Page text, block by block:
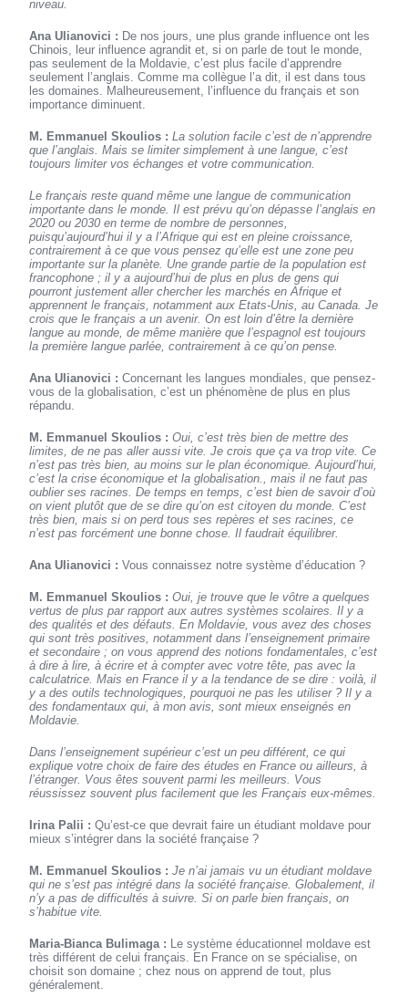
niveau.
Ana Ulianovici : De nos jours, une plus grande influence ont les
Chinois, leur influence agrandit et, si on parle de tout le monde,
pas seulement de la Moldavie, c’est plus facile d’apprendre
seulement l’anglais. Comme ma collègue l’a dit, il est dans tous
les domaines. Malheureusement, l’influence du français et son
importance diminuent.
M. Emmanuel Skoulios : La solution facile c’est de n’apprendre
que l’anglais. Mais se limiter simplement à une langue, c’est
toujours limiter vos échanges et votre communication.
Le français reste quand même une langue de communication
importante dans le monde. Il est prévu qu’on dépasse l’anglais en
2020 ou 2030 en terme de nombre de personnes,
puisqu’aujourd’hui il y a l’Afrique qui est en pleine croissance,
contrairement à ce que vous pensez qu’elle est une zone peu
importante sur la planète. Une grande partie de la population est
francophone ; il y a aujourd’hui de plus en plus de gens qui
pourront justement aller chercher les marchés en Afrique et
apprennent le français, notamment aux Etats-Unis, au Canada. Je
crois que le français a un avenir. On est loin d’être la dernière
langue au monde, de même manière que l’espagnol est toujours
la première langue parlée, contrairement à ce qu’on pense.
Ana Ulianovici : Concernant les langues mondiales, que pensez-
vous de la globalisation, c’est un phénomène de plus en plus
répandu.
M. Emmanuel Skoulios : Oui, c’est très bien de mettre des
limites, de ne pas aller aussi vite. Je crois que ça va trop vite. Ce
n’est pas très bien, au moins sur le plan économique. Aujourd’hui,
c’est la crise économique et la globalisation., mais il ne faut pas
oublier ses racines. De temps en temps, c’est bien de savoir d’où
on vient plutôt que de se dire qu’on est citoyen du monde. C’est
très bien, mais si on perd tous ses repères et ses racines, ce
n’est pas forcément une bonne chose. Il faudrait équilibrer.
Ana Ulianovici : Vous connaissez notre système d’éducation ?
M. Emmanuel Skoulios : Oui, je trouve que le vôtre a quelques
vertus de plus par rapport aux autres systèmes scolaires. Il y a
des qualités et des défauts. En Moldavie, vous avez des choses
qui sont très positives, notamment dans l’enseignement primaire
et secondaire ; on vous apprend des notions fondamentales, c’est
à dire à lire, à écrire et à compter avec votre tête, pas avec la
calculatrice. Mais en France il y a la tendance de se dire : voilà, il
y a des outils technologiques, pourquoi ne pas les utiliser ? Il y a
des fondamentaux qui, à mon avis, sont mieux enseignés en
Moldavie.
Dans l’enseignement supérieur c’est un peu différent, ce qui
explique votre choix de faire des études en France ou ailleurs, à
l’étranger. Vous êtes souvent parmi les meilleurs. Vous
réussissez souvent plus facilement que les Français eux-mêmes.
Irina Palii : Qu’est-ce que devrait faire un étudiant moldave pour
mieux s’intégrer dans la société française ?
M. Emmanuel Skoulios : Je n’ai jamais vu un étudiant moldave
qui ne s’est pas intégré dans la société française. Globalement, il
n’y a pas de difficultés à suivre. Si on parle bien français, on
s’habitue vite.
Maria-Bianca Bulimaga : Le système éducationnel moldave est
très différent de celui français. En France on se spécialise, on
choisit son domaine ; chez nous on apprend de tout, plus
généralement.